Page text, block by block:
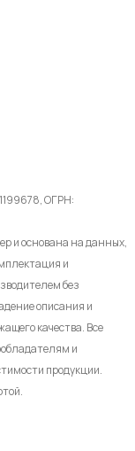
ОГРН:
и основана на данных,
и
без
описания и
качества. Все
и
продукции.